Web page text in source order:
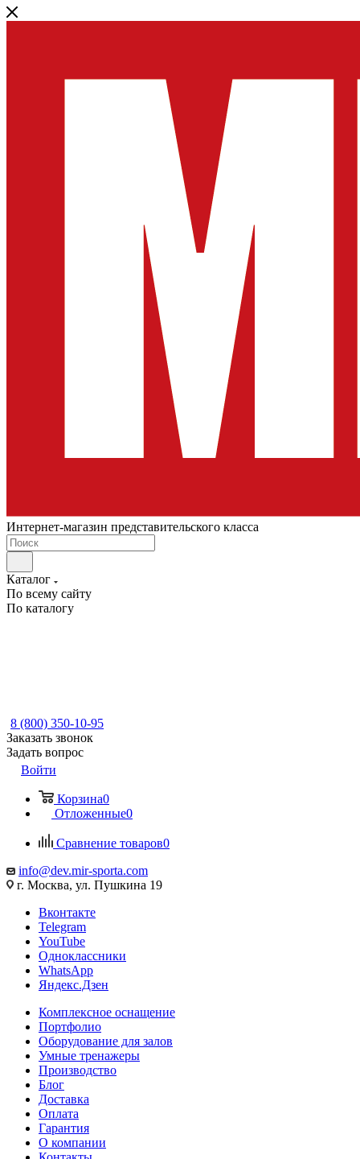
Интернет-магазин представительского класса
Каталог
По всему сайту
По каталогу
8 (800) 350-10-95
Заказать звонок
Задать вопрос
Войти
Корзина0
Отложенные0
Сравнение товаров0
info@dev.mir-sporta.com
г. Москва, ул. Пушкина 19
Вконтакте
Telegram
YouTube
Одноклассники
WhatsApp
Яндекс.Дзен
Комплексное оснащение
Портфолио
Оборудование для залов
Умные тренажеры
Производство
Блог
Доставка
Оплата
Гарантия
О компании